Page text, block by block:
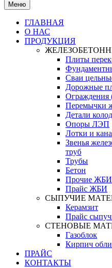
Меню
ГЛАВНАЯ
О НАС
ПРОДУКЦИЯ
Плиты
Сваи
Дорожные
Ограждения
Перемычки
Детали
Опоры ЛЭП
Лотки и
Звенья
труб
Трубы
Бетон
Прочие ЖБИ
Прайс ЖБИ
СЫПУЧИЕ
Керамзит
Прайс
СТЕНОВЫЕ
Газоблок
Кирпич
ПРАЙС
КОНТАКТЫ